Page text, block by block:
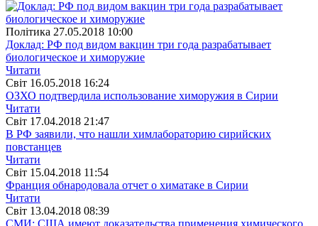
Полiтика 27.05.2018 10:00
Доклад: РФ под видом вакцин три года разрабатывает
биологическое и химоружие
Читати
Свiт 16.05.2018 16:24
ОЗХО подтвердила использование химоружия в Сирии
Читати
Свiт 17.04.2018 21:47
В РФ заявили, что нашли химлабораторию сирийских
повстанцев
Читати
Свiт 15.04.2018 11:54
Франция обнародовала отчет о химатаке в Сирии
Читати
Свiт 13.04.2018 08:39
СМИ: США имеют доказательства применения химического